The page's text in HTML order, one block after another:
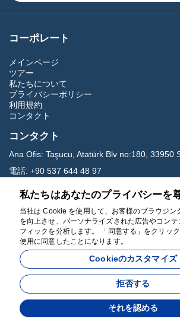
コーポレート
メインページ
ツアー
私たちについて
プライバシーポリシー
利用規約
コンタクト
コンタクト
Ana Ofis: Taşucu, Atatürk Blv no:180, 33950
電話: +90 537 644 48 97
Eメール:
carettavoyage@gmail.com
ソーシャルメディア
によって開発された
私たちはあなたのプライバシーを
当社は Cookie を使用して、お客様のブラウジン
を向上させ、パーソナライズされた広告やコン
フィックを分析します。 「同意する」をクリッ
使用に同意したことになります。
Cookieのカスタマイズ
拒否する
それを認める